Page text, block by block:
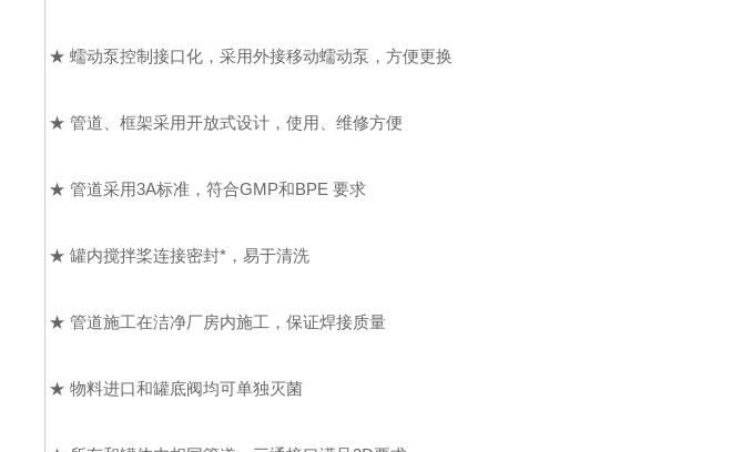
★ 蠕动泵控制接口化，采用外接移动蠕动泵，方便更换
★ 管道、框架采用开放式设计，使用、维修方便
★ 管道采用3A标准，符合GMP和BPE 要求
★ 罐内搅拌桨连接密封*，易于清洗
★ 管道施工在洁净厂房内施工，保证焊接质量
★ 物料进口和罐底阀均可单独灭菌